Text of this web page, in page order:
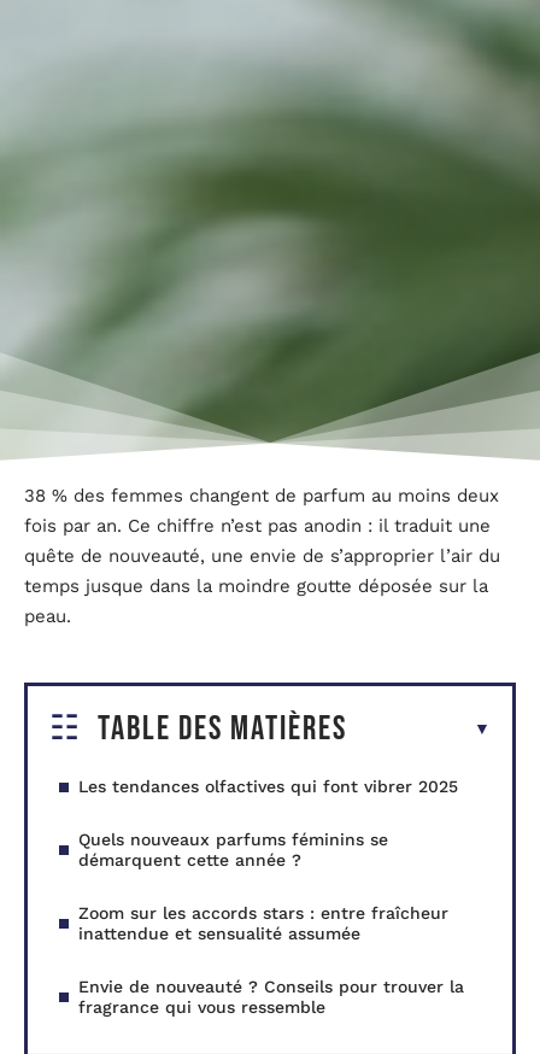
38 % des femmes changent de parfum au moins deux
fois par an. Ce chiffre n’est pas anodin : il traduit une
quête de nouveauté, une envie de s’approprier l’air du
temps jusque dans la moindre goutte déposée sur la
peau.
Table des matières
Les tendances olfactives qui font vibrer 2025
Quels nouveaux parfums féminins se
démarquent cette année ?
Zoom sur les accords stars : entre fraîcheur
inattendue et sensualité assumée
Envie de nouveauté ? Conseils pour trouver la
fragrance qui vous ressemble